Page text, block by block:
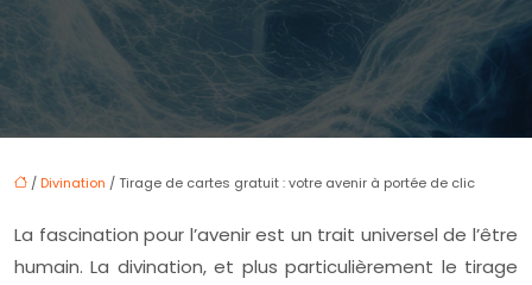
/ Divination / Tirage de cartes gratuit : votre avenir à portée de clic
La fascination pour l’avenir est un trait universel de l’être
humain. La divination, et plus particulièrement le tirage